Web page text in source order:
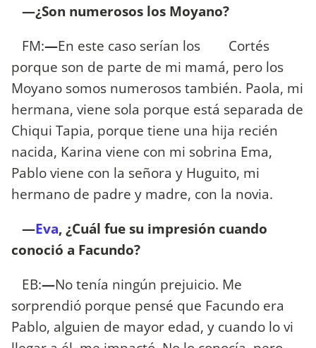
—¿Son numerosos los Moyano?
FM:—En este caso serían los Cortés
porque son de parte de mi mamá, pero los
Moyano somos numerosos también. Paola, mi
hermana, viene sola porque está separada de
Chiqui Tapia, porque tiene una hija recién
nacida, Karina viene con mi sobrina Ema,
Pablo viene con la señora y Huguito, mi
hermano de padre y madre, con la novia.
—Eva, ¿Cuál fue su impresión cuando
conoció a Facundo?
EB:—No tenía ningún prejuicio. Me
sorprendió porque pensé que Facundo era
Pablo, alguien de mayor edad, y cuando lo vi